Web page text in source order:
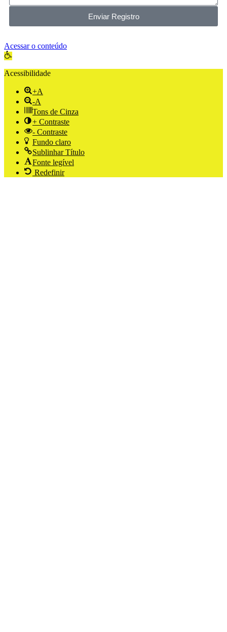
Enviar Registro
Acessar o conteúdo
Abrir a barra de ferramentas
Acessibilidade
+A
-A
Tons de Cinza
+ Contraste
- Contraste
Fundo claro
Sublinhar Título
Fonte legível
Redefinir